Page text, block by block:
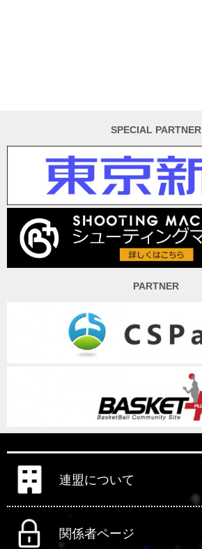
SPECIAL PARTNER
PARTNER
連盟について
関係者ページ